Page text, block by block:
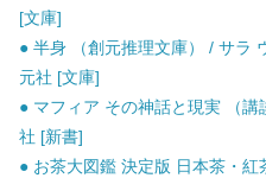
[文庫]
● 半身 （創元推理文庫） / サラ
元社 [文庫]
● マフィア その神話と現実 （
社 [新書]
● お茶大図鑑 決定版 日本茶・